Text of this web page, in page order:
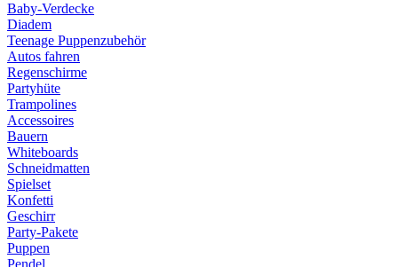
Baby-Verdecke
Diadem
Teenage Puppenzubehör
Autos fahren
Regenschirme
Partyhüte
Trampolines
Accessoires
Bauern
Whiteboards
Schneidmatten
Spielset
Konfetti
Geschirr
Party-Pakete
Puppen
Pendel